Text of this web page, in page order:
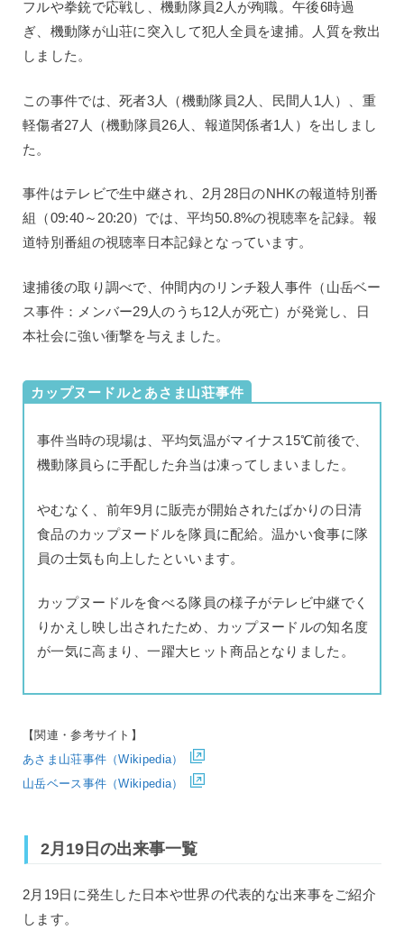
フルや拳銃で応戦し、機動隊員2人が殉職。午後6時過
ぎ、機動隊が山荘に突入して犯人全員を逮捕。人質を救出
しました。
この事件では、死者3人（機動隊員2人、民間人1人）、重
軽傷者27人（機動隊員26人、報道関係者1人）を出しまし
た。
事件はテレビで生中継され、2月28日のNHKの報道特別番
組（09:40～20:20）では、平均50.8%の視聴率を記録。報
道特別番組の視聴率日本記録となっています。
逮捕後の取り調べで、仲間内のリンチ殺人事件（山岳ベー
ス事件：メンバー29人のうち12人が死亡）が発覚し、日
本社会に強い衝撃を与えました。
カップヌードルとあさま山荘事件
事件当時の現場は、平均気温がマイナス15℃前後で、
機動隊員らに手配した弁当は凍ってしまいました。
やむなく、前年9月に販売が開始されたばかりの日清
食品のカップヌードルを隊員に配給。温かい食事に隊
員の士気も向上したといいます。
カップヌードルを食べる隊員の様子がテレビ中継でく
りかえし映し出されたため、カップヌードルの知名度
が一気に高まり、一躍大ヒット商品となりました。
【関連・参考サイト】
あさま山荘事件（Wikipedia）
山岳ベース事件（Wikipedia）
2月19日の出来事一覧
2月19日に発生した日本や世界の代表的な出来事をご紹介
します。